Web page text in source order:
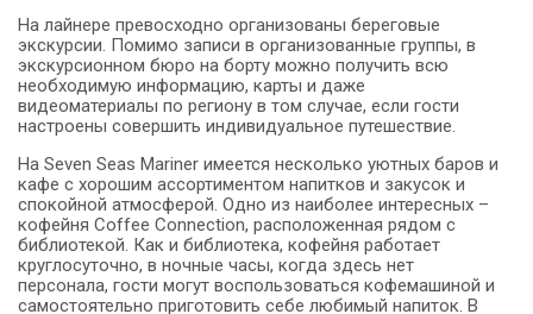
На лайнере превосходно организованы береговые
экскурсии. Помимо записи в организованные группы, в
экскурсионном бюро на борту можно получить всю
необходимую информацию, карты и даже
видеоматериалы по региону в том случае, если гости
настроены совершить индивидуальное путешествие.
На Seven Seas Mariner имеется несколько уютных баров и
кафе с хорошим ассортиментом напитков и закусок и
спокойной атмосферой. Одно из наиболее интересных –
кофейня Coffee Connection, расположенная рядом с
библиотекой. Как и библиотека, кофейня работает
круглосуточно, в ночные часы, когда здесь нет
персонала, гости могут воспользоваться кофемашиной и
самостоятельно приготовить себе любимый напиток. В